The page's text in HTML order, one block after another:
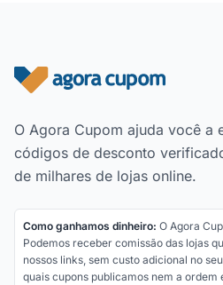
Rodapé do site
O Agora Cupom ajuda você a
códigos de desconto
de milhares de lojas online.
Como ganhamos dinheiro: O Agora
Podemos receber comissão das lojas
nossos links, sem custo adicional no
quais cupons publicamos nem a ordem